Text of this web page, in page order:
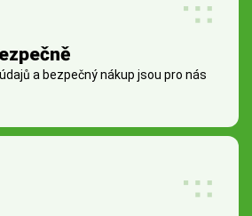
a bezpečný nákup jsou pro nás